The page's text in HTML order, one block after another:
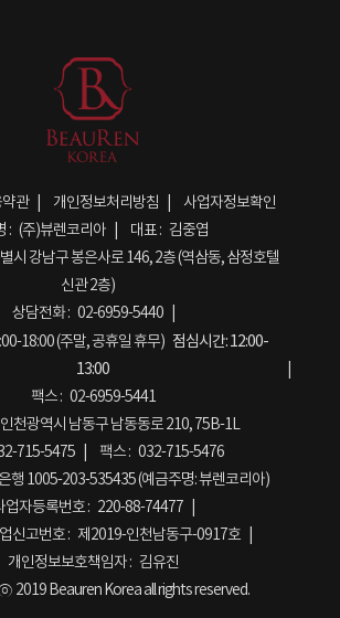
관 개인정보처리방침
사업자정보확인
: (주)뷰렌코리아 대표 : 김중엽
시 강남구 봉은사로 146, 2층 (역삼동, 삼정호텔
신관 2층)
상담전화 : 02-6959-5440
18:00 (주말, 공휴일 휴무) 점심시간:12:00-
13:00
팩스 : 02-6959-5441
인천광역시 남동구 남동동로 210, 75B-1L
715-5475 팩스 : 032-715-5476
행 1005-203-535435 (예금주명: 뷰렌코리아)
업자등록번호 : 220-88-74477
신고번호 : 제2019-인천남동구-0917호
개인정보보호책임자 : 김유진
2019 Beauren Korea all rights reserved.